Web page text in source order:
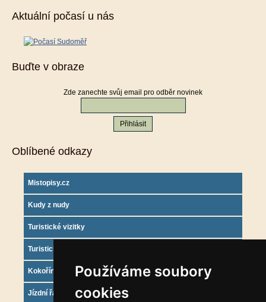
Používáme soubory
cookies
Aktuální počasí u nás
Buďte v obraze
Zde zanechte svůj email pro odběr novinek
Oblíbené odkazy
Mistopisy.cz
Kudy z nudy
Turistické vizitky
Turistický deník
Kokořínsko info
Jízdní řády